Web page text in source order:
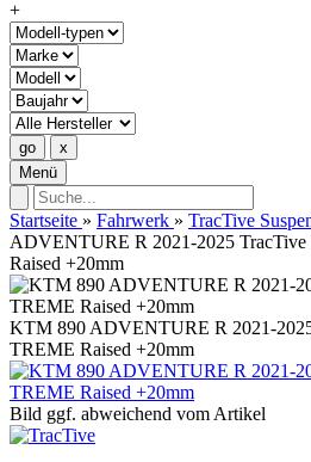
+
Menü
Startseite » Fahrwerk » TracTive
ADVENTURE R 2021-2025
Raised +20mm
KTM 890 ADVENTURE R 2021-
TREME Raised +20mm
Bild ggf. abweichend vom Artikel